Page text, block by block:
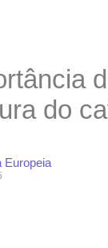
do
Europeia